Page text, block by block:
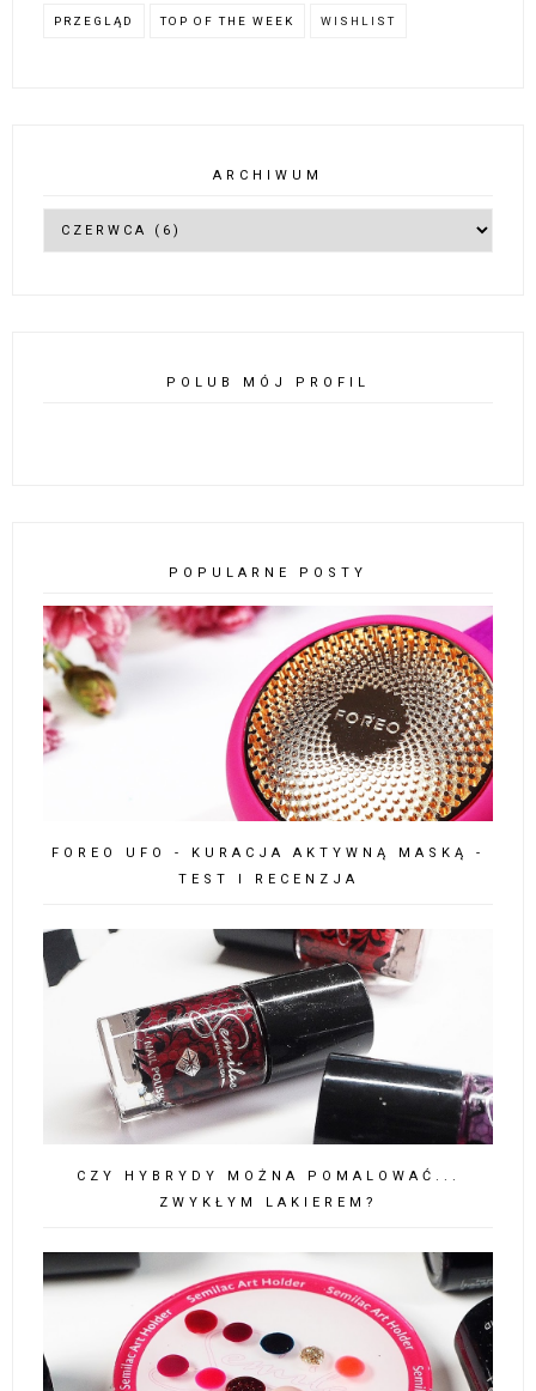
PRZEGLĄD TOP OF THE WEEK WISHLIST
ARCHIWUM
POLUB MÓJ PROFIL
POPULARNE POSTY
FOREO UFO - KURACJA AKTYWNĄ MASKĄ -
TEST I RECENZJA
CZY HYBRYDY MOŻNA POMALOWAĆ...
ZWYKŁYM LAKIEREM?